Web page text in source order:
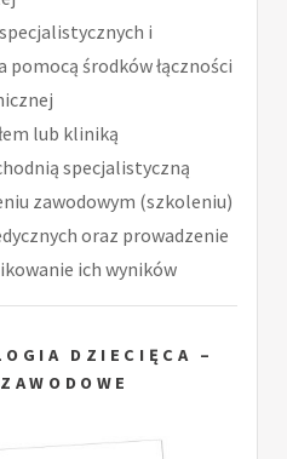
i
środków łączności
lub kliniką
specjalistyczną
zawodowym (szkoleniu)
oraz prowadzenie
ich wyników
DZIECIĘCA –